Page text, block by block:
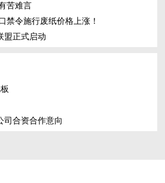
苦难言
禁令施行废纸价格上涨！
盟正式启动
司合资合作意向